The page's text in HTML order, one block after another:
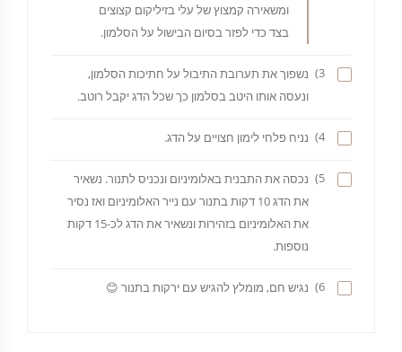
ומשאירה קמצוץ של עלי בזיליקום קצוצים
בצד כדי לפזר בסיום הבישול על הסלמון.
3)
נשפוך את תערובת התיבול על חתיכות הסלמון,
ונעסה אותו היטב בסלמון כך שכל הדג יקבל רוטב.
4) נניח פלחי לימון חצויים על הדג.
5)
נכסה את התבנית באלומיניום ונכניס לתנור. נשאיר
את הדג 10 דקות בתנור עם נייר האלומיניום ואז נסיר
את האלומיניום בזהירות ונשאיר את הדג לכ-15 דקות
נוספות.
6) נגיש חם, מומלץ להגיש עם ירקות בתנור 😊